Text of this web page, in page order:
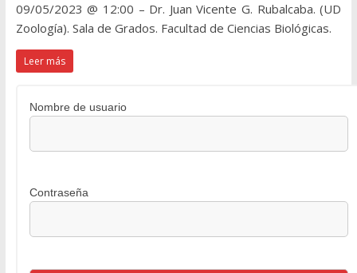
09/05/2023 @ 12:00 – Dr. Juan Vicente G. Rubalcaba. (UD
Zoología). Sala de Grados. Facultad de Ciencias Biológicas.
Leer más
Nombre de usuario
Contraseña